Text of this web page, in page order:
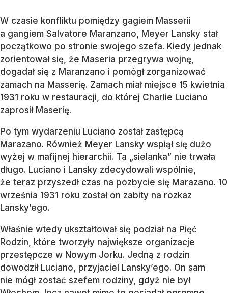
W czasie konfliktu pomiędzy gagiem Masserii
a gangiem Salvatore Maranzano, Meyer Lansky stał
początkowo po stronie swojego szefa. Kiedy jednak
zorientował się, że Maseria przegrywa wojnę,
dogadał się z Maranzano i pomógł zorganizować
zamach na Masserię. Zamach miał miejsce 15 kwietnia
1931 roku w restauracji, do której Charlie Luciano
zaprosił Maserię.
Po tym wydarzeniu Luciano został zastępcą
Marazano. Również Meyer Lansky wspiął się dużo
wyżej w mafijnej hierarchii. Ta „sielanka” nie trwała
długo. Luciano i Lansky zdecydowali wspólnie,
że teraz przyszedł czas na pozbycie się Marazano. 10
września 1931 roku został on zabity na rozkaz
Lansky’ego.
Właśnie wtedy ukształtował się podział na Pięć
Rodzin, które tworzyły największe organizacje
przestępcze w Nowym Jorku. Jedną z rodzin
dowodził Luciano, przyjaciel Lansky’ego. On sam
nie mógł zostać szefem rodziny, gdyż nie był